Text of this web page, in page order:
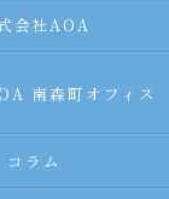
会社AOA
南森町オフィス
コラム